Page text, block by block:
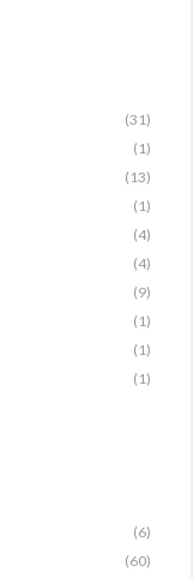
(31)
(1)
(13)
(1)
(4)
(4)
(9)
(1)
(1)
(1)
(6)
(60)